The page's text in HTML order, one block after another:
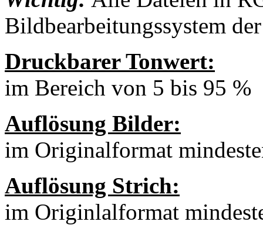
Bildbearbeitungssystem
Druckbarer Tonwert:
im Bereich von 5 bis 95 %
Auflösung Bilder:
im Originalformat
Auflösung Strich:
im Originlalformat